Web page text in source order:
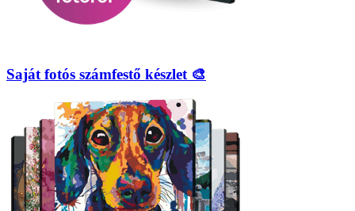
Saját fotós számfestő készlet 🎨